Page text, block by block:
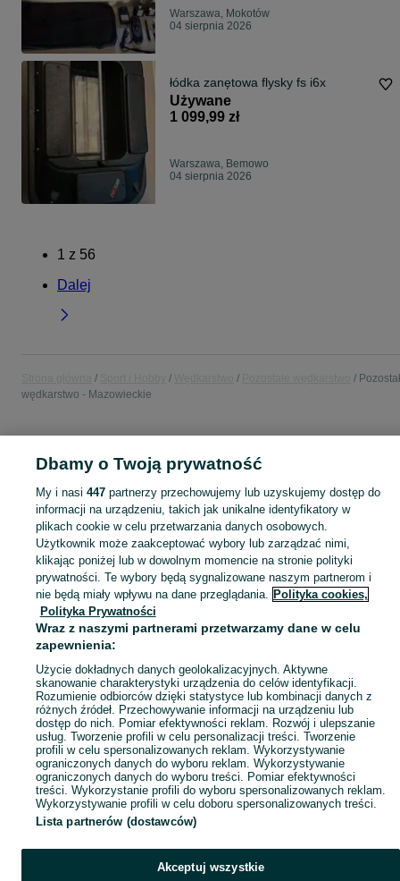
Warszawa, Mokotów
04 sierpnia 2026
łódka zanętowa flysky fs i6x
Używane
1 099,99 zł
Warszawa, Bemowo
04 sierpnia 2026
1 z 56
Dalej
wędkarstwo - Mazowieckie
KATEGORIA
Mapa kategorii
Mapa miejscowości
Mapa ministron
Popularne wyszukiwania
Dbamy o Twoją prywatność
My i nasi 447partnerzy przechowujemy lub uzyskujemy dostęp do
informacji na urządzeniu, takich jak unikalne identyfikatory w
plikach cookie w celu przetwarzania danych osobowych.
Użytkownik może zaakceptować wybory lub zarządzać nimi,
klikając poniżej lub w dowolnym momencie na stronie polityki
prywatności. Te wybory będą sygnalizowane naszym partnerom i
nie będą miały wpływu na dane przeglądania. Polityka cookies,
Polityka Prywatności
Wraz z naszymi partnerami przetwarzamy dane w celu
zapewnienia:
Użycie dokładnych danych geolokalizacyjnych. Aktywne
skanowanie charakterystyki urządzenia do celów identyfikacji.
Rozumienie odbiorców dzięki statystyce lub kombinacji danych z
różnych źródeł. Przechowywanie informacji na urządzeniu lub
dostęp do nich. Pomiar efektywności reklam. Rozwój i ulepszanie
usług. Tworzenie profili w celu personalizacji treści. Tworzenie
profili w celu spersonalizowanych reklam. Wykorzystywanie
ograniczonych danych do wyboru reklam. Wykorzystywanie
ograniczonych danych do wyboru treści. Pomiar efektywności
treści. Wykorzystanie profili do wyboru spersonalizowanych reklam.
Wykorzystywanie profili w celu doboru spersonalizowanych treści.
Lista partnerów (dostawców)
Akceptuj wszystkie